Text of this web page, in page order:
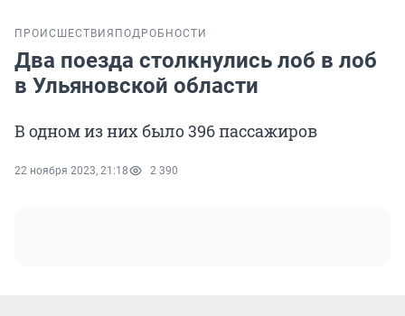
ПРОИСШЕСТВИЯ ПОДРОБНОСТИ
Два поезда столкнулись лоб в лоб
в Ульяновской области
В одном из них было 396 пассажиров
22 ноября 2023, 21:18 2 390